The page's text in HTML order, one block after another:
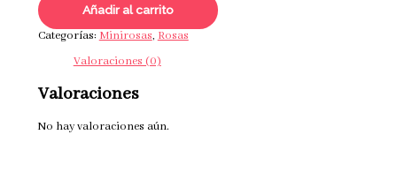
Añadir al carrito
Categorías: Minirosas, Rosas
Valoraciones (0)
Valoraciones
No hay valoraciones aún.